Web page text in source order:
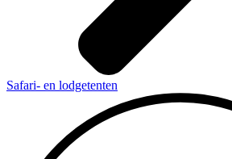
Safari- en lodgetenten